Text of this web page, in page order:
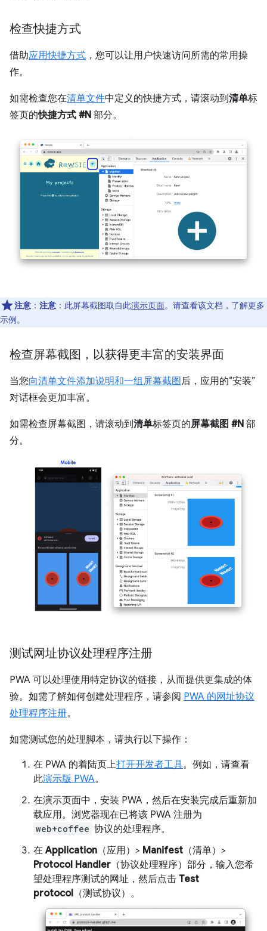
检查快捷方式
借助应用快捷方式 ，您可以让用户快速访问所需的常用操
作。
如需检查您在清单文件中定义的快捷方式，请滚动到清单标
签页的快捷方式 #N 部分。
注意 ： 注意 ：此屏幕截图取自此演示页面。请查看该文档，了解更多
示例。
检查屏幕截图，以获得更丰富的安装界面
当您向清单文件添加说明和一组屏幕截图后，应用的“安装”
对话框会更加丰富。
如需检查屏幕截图，请滚动到清单标签页的屏幕截图 #N 部
分。
测试网址协议处理程序注册
PWA 可以处理使用特定协议的链接，从而提供更集成的体
验。如需了解如何创建处理程序，请参阅 PWA 的网址协议
处理程序注册。
如需测试您的处理脚本，请执行以下操作：
在 PWA 的着陆页上打开开发者工具。例如，请查看
此演示版 PWA。
在演示页面中，安装 PWA，然后在安装完成后重新加
载应用。浏览器现在已将该 PWA 注册为
web+coffee 协议的处理程序。
在Application （应用）> Manifest （清单）>
Protocol Handler （协议处理程序）部分，输入您希
望处理程序测试的网址，然后点击 Test
protocol （测试协议）。